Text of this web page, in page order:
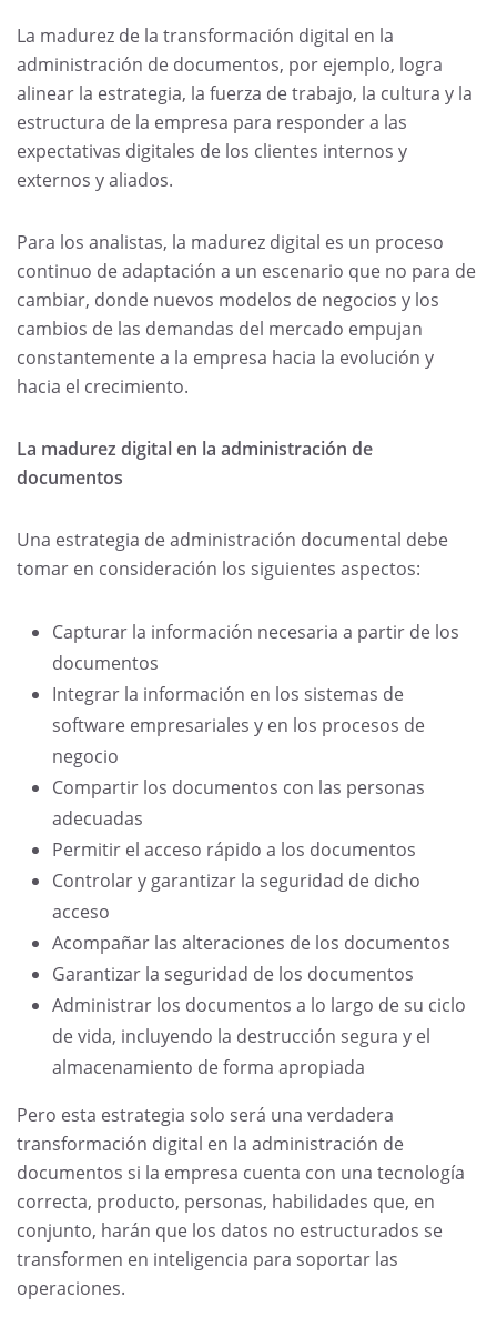
La madurez de la transformación digital en la
administración de documentos, por ejemplo, logra
alinear la estrategia, la fuerza de trabajo, la cultura y la
estructura de la empresa para responder a las
expectativas digitales de los clientes internos y
externos y aliados.
Para los analistas, la madurez digital es un proceso
continuo de adaptación a un escenario que no para de
cambiar, donde nuevos modelos de negocios y los
cambios de las demandas del mercado empujan
constantemente a la empresa hacia la evolución y
hacia el crecimiento.
La madurez digital en la administración de
documentos
Una estrategia de administración documental debe
tomar en consideración los siguientes aspectos:
Capturar la información necesaria a partir de los
documentos
Integrar la información en los sistemas de
software empresariales y en los procesos de
negocio
Compartir los documentos con las personas
adecuadas
Permitir el acceso rápido a los documentos
Controlar y garantizar la seguridad de dicho
acceso
Acompañar las alteraciones de los documentos
Garantizar la seguridad de los documentos
Administrar los documentos a lo largo de su ciclo
de vida, incluyendo la destrucción segura y el
almacenamiento de forma apropiada
Pero esta estrategia solo será una verdadera
transformación digital en la administración de
documentos si la empresa cuenta con una tecnología
correcta, producto, personas, habilidades que, en
conjunto, harán que los datos no estructurados se
transformen en inteligencia para soportar las
operaciones.